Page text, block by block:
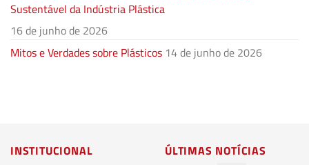
Sustentável da Indústria Plástica
16 de junho de 2026
Mitos e Verdades sobre Plásticos 14 de junho de 2026
INSTITUCIONAL
ÚLTIMAS NOTÍCIAS